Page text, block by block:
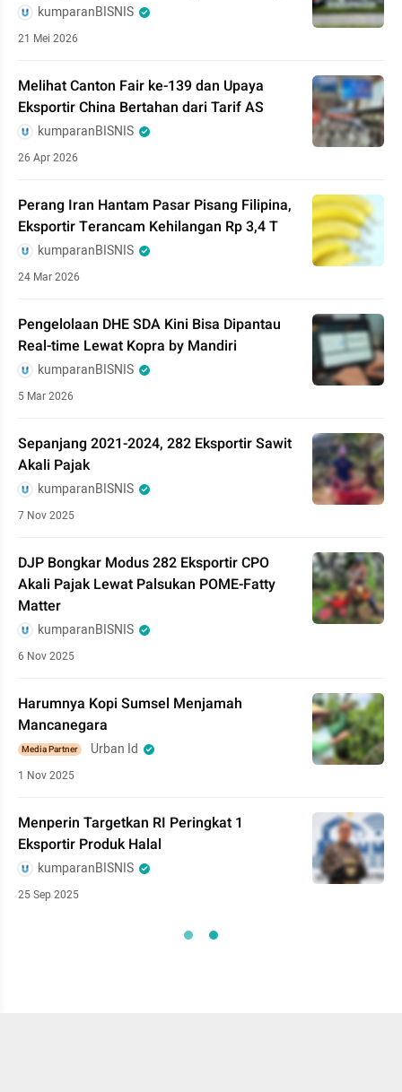
kumparanBISNIS
21 Mei 2026
Melihat Canton Fair ke-139 dan Upaya
Eksportir China Bertahan dari Tarif AS
kumparanBISNIS
26 Apr 2026
Perang Iran Hantam Pasar Pisang Filipina,
Eksportir Terancam Kehilangan Rp 3,4 T
kumparanBISNIS
24 Mar 2026
Pengelolaan DHE SDA Kini Bisa Dipantau
Real-time Lewat Kopra by Mandiri
kumparanBISNIS
5 Mar 2026
Sepanjang 2021-2024, 282 Eksportir Sawit
Akali Pajak
kumparanBISNIS
7 Nov 2025
DJP Bongkar Modus 282 Eksportir CPO
Akali Pajak Lewat Palsukan POME-Fatty
Matter
kumparanBISNIS
6 Nov 2025
Harumnya Kopi Sumsel Menjamah
Mancanegara
Media Partner Urban Id
1 Nov 2025
Menperin Targetkan RI Peringkat 1
Eksportir Produk Halal
kumparanBISNIS
25 Sep 2025